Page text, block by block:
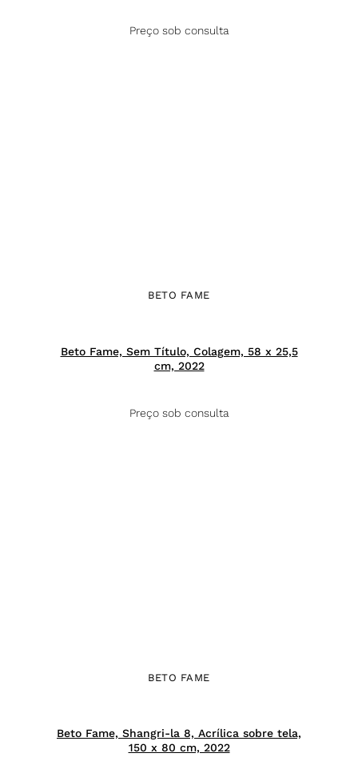
Preço sob consulta
BETO FAME
Beto Fame, Sem Título, Colagem, 58 x 25,5
cm, 2022
Preço sob consulta
BETO FAME
Beto Fame, Shangri-la 8, Acrílica sobre tela,
150 x 80 cm, 2022